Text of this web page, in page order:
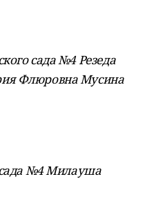
сада №4 Резеда
Флюровна Мусина
сада №4 Милауша